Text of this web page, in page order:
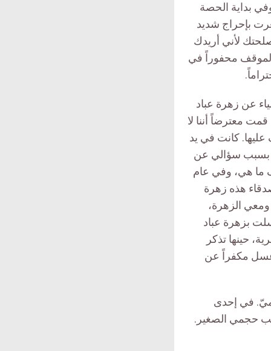
بداية الحصة
بإحراج شديد
لأني أريدك
محفوراً في
عن زهرة عباد
معترضاً أننا لا
كانت في يد
بسبب سؤالي عن
ما هي، وفي عام
هذه زهرة
الزهرة،
بزهرة عباد
حينها تذكر
مكفراً عن
في إحدى
حجمي الصغير.